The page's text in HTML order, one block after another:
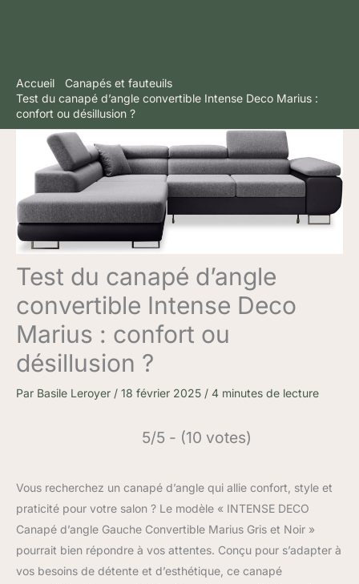
Accueil
Canapés et fauteuils
Test du canapé d’angle convertible Intense Deco Marius :
confort ou désillusion ?
Test du canapé d’angle
convertible Intense Deco
Marius : confort ou
désillusion ?
Par Basile Leroyer / 18 février 2025 / 4 minutes de lecture
5/5 - (10 votes)
Vous recherchez un canapé d’angle qui allie confort, style et
praticité pour votre salon ? Le modèle « INTENSE DECO
Canapé d’angle Gauche Convertible Marius Gris et Noir »
pourrait bien répondre à vos attentes. Conçu pour s’adapter à
vos besoins de détente et d’esthétique, ce canapé